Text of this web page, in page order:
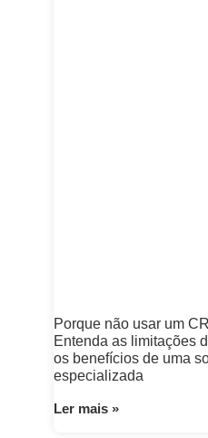
Porque não usar um
Entenda as limitações
os benefícios de uma
especializada
Ler mais »